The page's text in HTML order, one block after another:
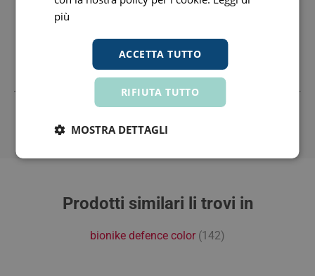
Produttore
I.C.I.M. (Bionike) Internation
Sede Legale: Viale Italia, 60 20020 Lainate Mi
+390299479324 Fax: +390299479340 Email:
Bionike@Bionike.It
Tutti i prezzi includono l'IVA -Segnala informazioni inesatte
Prodotti similari li trovi in
bionike defence color (142)
più
ACCETTA TUTTO
RIFIUTA TUTTO
MOSTRA DETTAGLI